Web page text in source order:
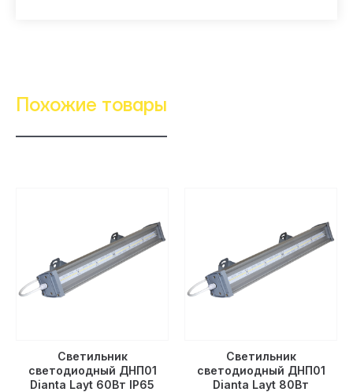
Похожие товары
Светильник
светодиодный ДНП01
Dianta Layt 60Вт IP65
Светильник
светодиодный ДНП01
Dianta Layt 80Вт